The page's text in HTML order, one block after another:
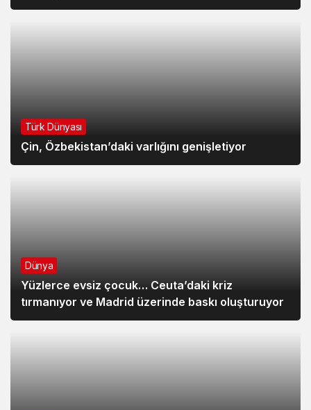
Türk Dünyası
Çin, Özbekistan’daki varlığını genişletiyor
Dünya
Yüzlerce evsiz çocuk… Ceuta’daki kriz
tırmanıyor ve Madrid üzerinde baskı oluşturuyor